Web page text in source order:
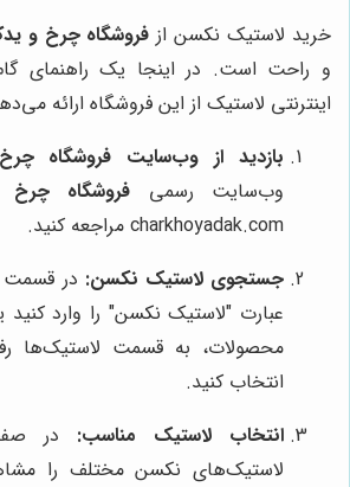
خرید لاستیک نکسن از فروشگاه چرخ و
و راحت است. در اینجا یک راهنمای
اینترنتی لاستیک از این فروشگاه ارائه
بازدید از وب‌سایت فروشگاه
وب‌سایت رسمی فروشگاه
charkhoyadak.com مراجعه کنید.
جستجوی لاستیک نکسن: در
عبارت "لاستیک نکسن" را وارد کنید
محصولات، به قسمت لاستیک‌ها
انتخاب کنید.
انتخاب لاستیک مناسب: در
لاستیک‌های نکسن مختلف را